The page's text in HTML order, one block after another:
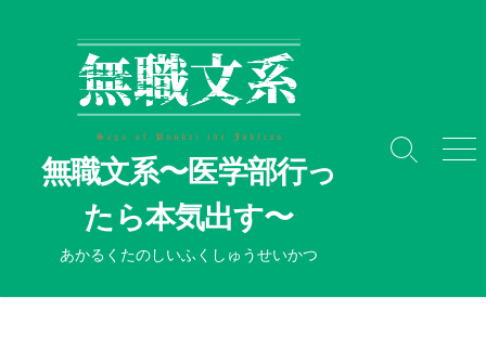
無職文系〜医学部行っ
たら本気出す〜
あかるくたのしいふくしゅうせいかつ
検
メ